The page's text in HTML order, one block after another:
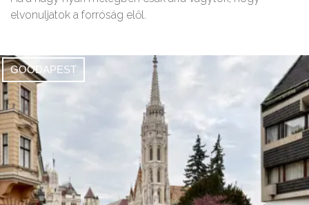
elvonuljatok a forróság elől.
GOODAPEST